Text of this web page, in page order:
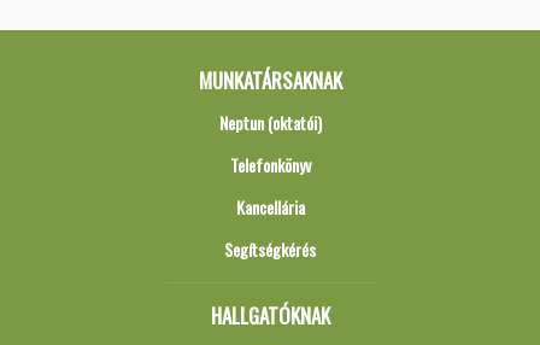
MUNKATÁRSAKNAK
Neptun (oktatói)
Telefonkönyv
Kancellária
Segítségkérés
HALLGATÓKNAK